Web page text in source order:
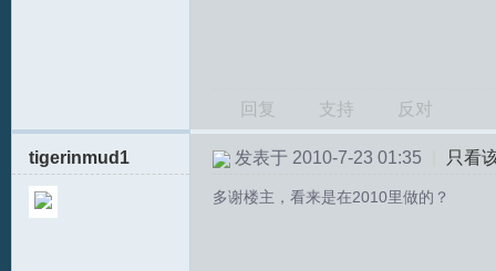
回复 支持 反对
tigerinmud1 发表于 2010-7-23 01:35 只看
多谢楼主，看来是在2010里做的？